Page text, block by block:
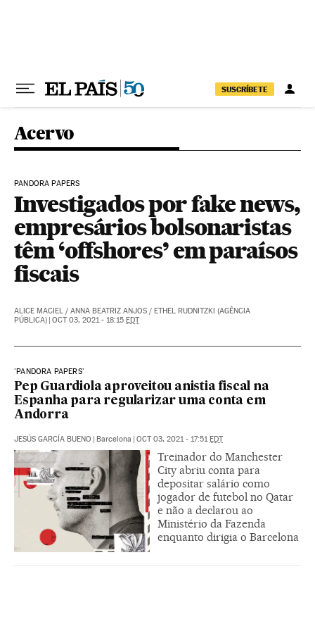
SUSCRÍBETE
Acervo
PANDORA PAPERS
Investigados por fake news,
empresários bolsonaristas
têm ‘offshores’ em paraísos
fiscais
ALICE MACIEL / ANNA BEATRIZ ANJOS / ETHEL RUDNITZKI (AGÊNCIA
PÚBLICA) | OCT 03, 2021 - 18:15 EDT
'PANDORA PAPERS'
Pep Guardiola aproveitou anistia fiscal na
Espanha para regularizar uma conta em
Andorra
JESÚS GARCÍA BUENO | Barcelona | OCT 03, 2021 - 17:51EDT
Treinador do Manchester
City abriu conta para
depositar salário como
jogador de futebol no Qatar
e não a declarou ao
Ministério da Fazenda
enquanto dirigia o Barcelona